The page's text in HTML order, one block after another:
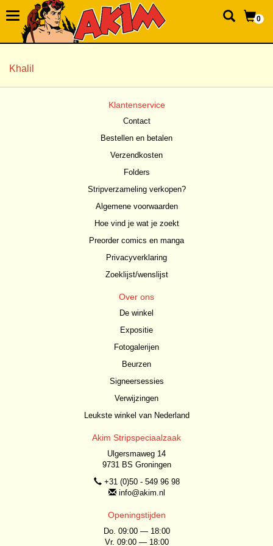
0
Khalil
Klantenservice
Contact
Bestellen en betalen
Verzendkosten
Folders
Stripverzameling verkopen?
Algemene voorwaarden
Hoe vind je wat je zoekt
Preorder comics en manga
Privacyverklaring
Zoeklijst/wenslijst
Over ons
De winkel
Expositie
Fotogalerijen
Beurzen
Signeersessies
Verwijzingen
Leukste winkel van Nederland
Akim Stripspeciaalzaak
Ulgersmaweg 14
9731 BS Groningen
+31 (0)50 - 549 96 98
info@akim.nl
Openingstijden
Do. 09:00 — 18:00
Vr. 09:00 — 18:00